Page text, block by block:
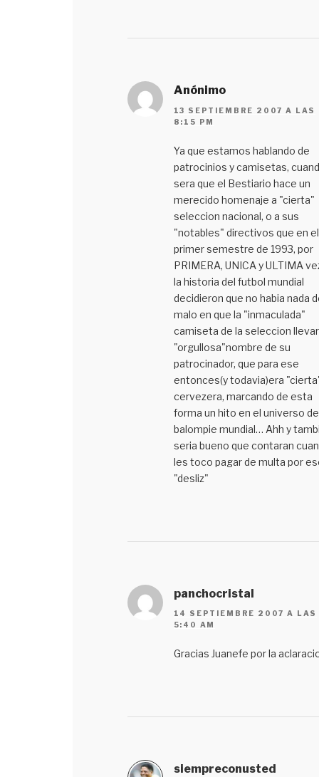
Anónimo
13 SEPTIEMBRE 2007 A LAS
8:15 PM
Ya que estamos hablando de
patrocinios y camisetas,
sera que el Bestiario hace un
merecido homenaje a "cierta"
seleccion nacional, o a sus
"notables" directivos que en el
primer semestre de 1993, por
PRIMERA, UNICA y ULTIMA
la historia del futbol mundial
decidieron que no habia nada
malo en que la "inmaculada"
camiseta de la seleccion
"orgullosa"nombre de su
patrocinador, que para ese
entonces(y todavia)era
cervezera, marcando de esta
forma un hito en el universo
balompie mundial… Ahh y
seria bueno que contaran
les toco pagar de multa por
"desliz"
panchocristal
14 SEPTIEMBRE 2007 A LAS
5:40 AM
Gracias Juanefe por la
siempreconusted